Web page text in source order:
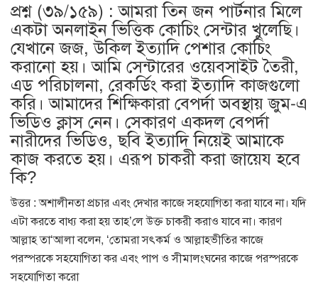
প্রশ্ন (৩৯/১৫৯) : আমরা তিন জন পার্টনার মিলে
একটা অনলাইন ভিত্তিক কোচিং সেন্টার খুলেছি।
যেখানে জজ, উকিল ইত্যাদি পেশার কোচিং
করানো হয়। আমি সেন্টারের ওয়েবসাইট তৈরী,
এড পরিচালনা, রেকর্ডিং করা ইত্যাদি কাজগুলো
করি। আমাদের শিক্ষিকারা বেপর্দা অবস্থায় জুম-এ
ভিডিও ক্লাস নেন। সেকারণ একদল বেপর্দা
নারীদের ভিডিও, ছবি ইত্যাদি নিয়েই আমাকে
কাজ করতে হয়। এরূপ চাকরী করা জায়েয হবে
কি?
উত্তর : অশালীনতা প্রচার এবং দেখার কাজে সহযোগিতা করা যাবে না। যদি
এটা করতে বাধ্য করা হয় তাহ’লে উক্ত চাকরী করাও যাবে না। কারণ
আল্লাহ তা‘আলা বলেন, ‘তোমরা সৎকর্ম ও আল্লাহভীতির কাজে
পরস্পরকে সহযোগিতা কর এবং পাপ ও সীমালংঘনের কাজে পরস্পরকে
সহযোগিতা করো